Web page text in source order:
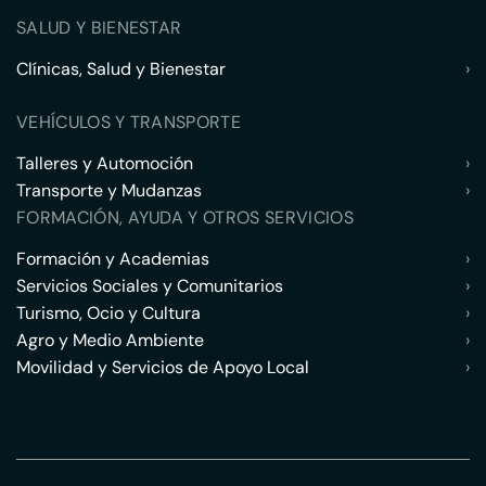
SALUD Y BIENESTAR
Clínicas, Salud y Bienestar
›
VEHÍCULOS Y TRANSPORTE
Talleres y Automoción
›
Transporte y Mudanzas
›
FORMACIÓN, AYUDA Y OTROS SERVICIOS
Formación y Academias
›
Servicios Sociales y Comunitarios
›
Turismo, Ocio y Cultura
›
Agro y Medio Ambiente
›
Movilidad y Servicios de Apoyo Local
›